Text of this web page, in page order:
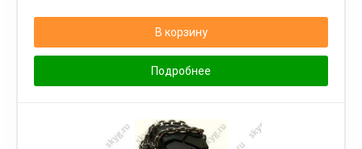
В корзину
Подробнее